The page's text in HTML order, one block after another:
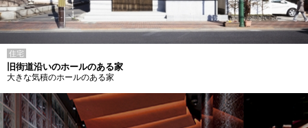
住宅
旧街道沿いのホールのある家
大きな気積のホールのある家